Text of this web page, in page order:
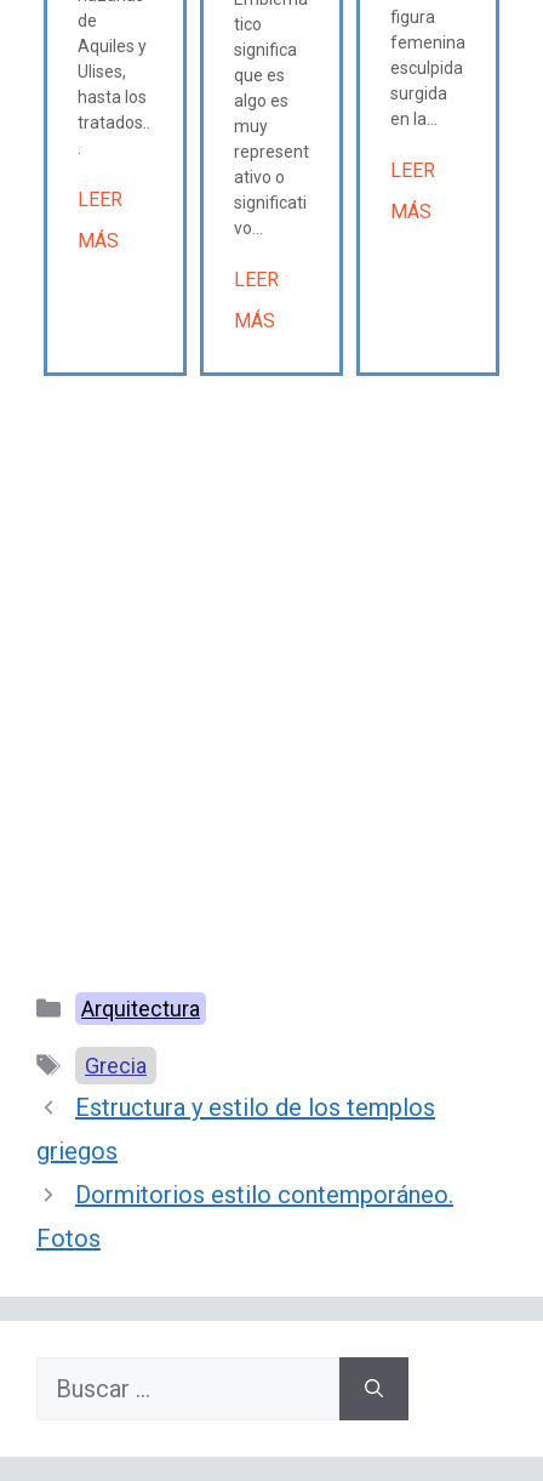
de
Aquiles y
Ulises,
hasta los
tratados..
.
LEER
MÁS
tico
significa
que es
algo es
muy
represent
ativo o
significati
vo...
LEER
MÁS
figura
femenina
esculpida
surgida
en la...
LEER
MÁS
Categorías
Arquitectura
Etiquetas
Grecia
Estructura y estilo de los templos
griegos
Dormitorios estilo contemporáneo.
Fotos
Buscar: